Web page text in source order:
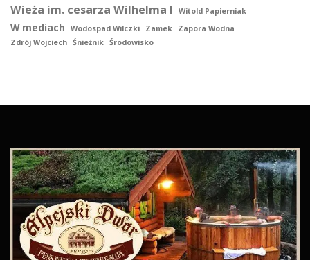
Wieża im. cesarza Wilhelma I Witold Papierniak
W mediach Wodospad Wilczki Zamek
Zapora Wodna
Zdrój Wojciech Śnieżnik Środowisko